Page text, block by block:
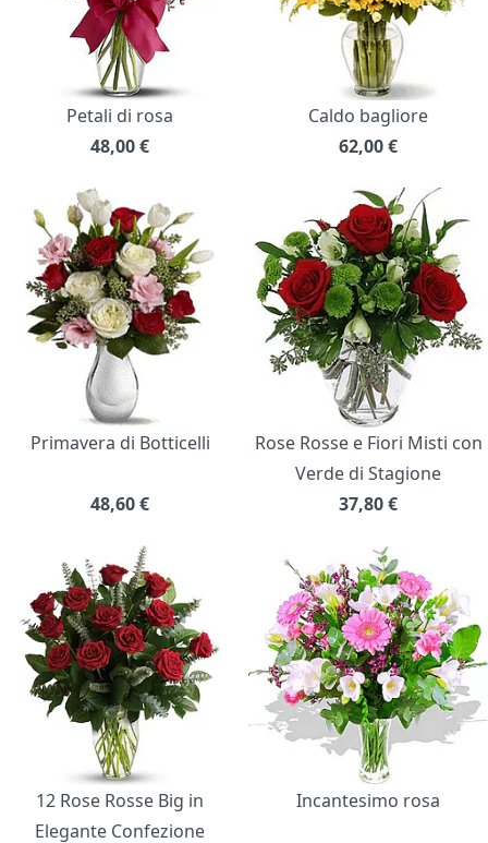
Petali di rosa
48,00€
Caldo bagliore
62,00€
Primavera di Botticelli
48,60€
Rose Rosse e Fiori Misti con
Verde di Stagione
37,80€
12 Rose Rosse Big in
Elegante Confezione
Incantesimo rosa